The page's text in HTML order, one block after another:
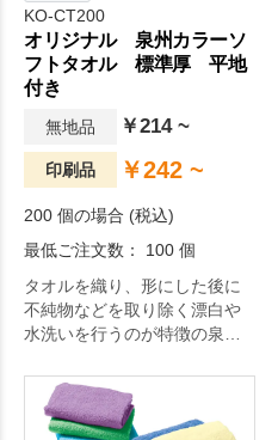
KO-CT200
オリジナル 泉州カラーソ
フトタオル 標準厚 平地
付き
無地品 ￥214 ~
印刷品 ￥242 ~
200 個の場合 (税込)
最低ご注文数： 100 個
タオルを織り、形にした後に
不純物などを取り除く漂白や
水洗いを行うのが特徴の泉州
地は普段使いに最適な厚さの
タオルで、繊維の柔らかさが
しっかりと引き出されて吸水